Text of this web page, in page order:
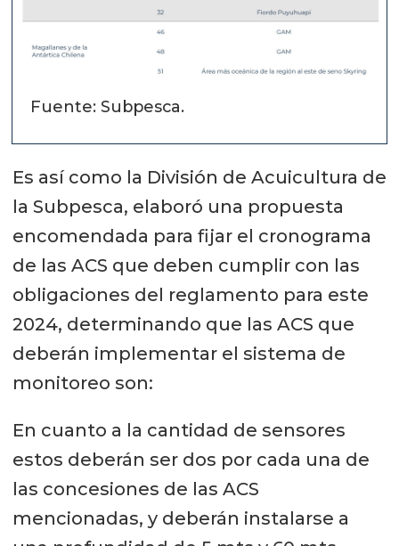
Fuente: Subpesca.
Es así como la División de Acuicultura de
la Subpesca, elaboró una propuesta
encomendada para fijar el cronograma
de las ACS que deben cumplir con las
obligaciones del reglamento para este
2024, determinando que las ACS que
deberán implementar el sistema de
monitoreo son:
En cuanto a la cantidad de sensores
estos deberán ser dos por cada una de
las concesiones de las ACS
mencionadas, y deberán instalarse a